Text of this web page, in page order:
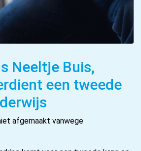
Neeltje Buis,
een tweede
afgemaakt vanwege